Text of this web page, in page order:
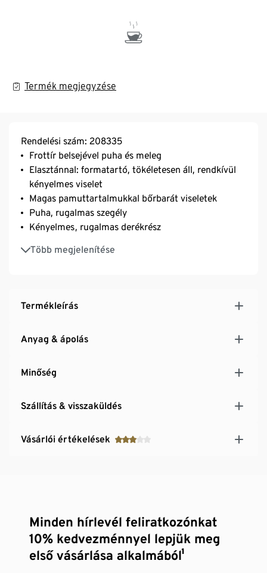
Termék megjegyzése
Rendelési szám: 208335
Frottír belsejével puha és meleg
Elasztánnal: formatartó, tökéletesen áll, rendkívül
kényelmes viselet
Magas pamuttartalmukkal bőrbarát viseletek
Puha, rugalmas szegély
Kényelmes, rugalmas derékrész
Több megjelenítése
Zavaró oldalvarrások nélkül
Termékleírás
Anyag & ápolás
Minőség
Szállítás & visszaküldés
Vásárlói értékelések
Minden hírlevél feliratkozónkat
10% kedvezménnyel lepjük meg
első vásárlása alkalmából¹